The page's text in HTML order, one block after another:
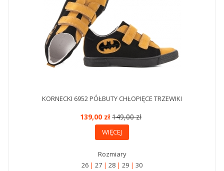
KORNECKI 6952 PÓŁBUTY CHŁOPIĘCE TRZEWIKI
139,00 zł149,00 zł
WIĘCEJ
Rozmiary
26
27 28 29 30